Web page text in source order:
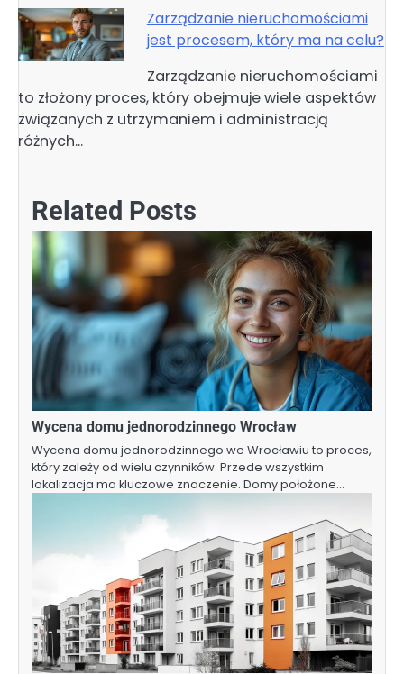
Zarządzanie nieruchomościami
jest procesem, który ma na celu?
Zarządzanie nieruchomościami
to złożony proces, który obejmuje wiele aspektów
związanych z utrzymaniem i administracją
różnych…
Related Posts
Wycena domu jednorodzinnego Wrocław
Wycena domu jednorodzinnego we Wrocławiu to proces,
który zależy od wielu czynników. Przede wszystkim
lokalizacja ma kluczowe znaczenie. Domy położone…